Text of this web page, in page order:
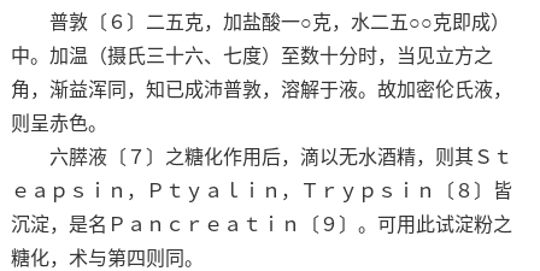
普敦〔６〕二五克，加盐酸一○克，水二五○○克即成）
中。加温（摄氏三十六、七度）至数十分时，当见立方之
角，渐益浑同，知已成沛普敦，溶解于液。故加密伦氏液，
则呈赤色。
六膵液〔７〕之糖化作用后，滴以无水酒精，则其Ｓｔ
ｅａｐｓｉｎ，Ｐｔｙａｌｉｎ，Ｔｒｙｐｓｉｎ〔８〕皆
沉淀，是名Ｐａｎｃｒｅａｔｉｎ〔９〕。可用此试淀粉之
糖化，术与第四则同。